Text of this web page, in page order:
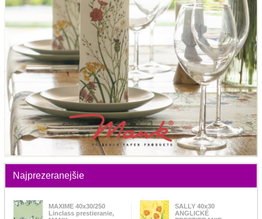
Najprezeranejšie
MAXIME 40x30/250
Linclass prestieranie,
SALLY 40x30
ANGLICKÉ